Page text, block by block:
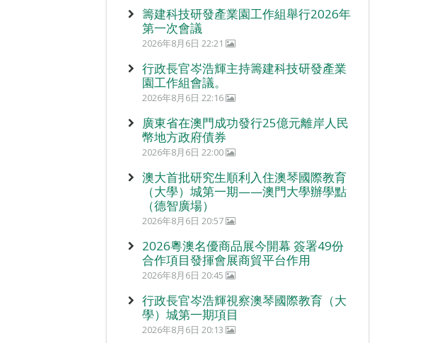
籌建科技研發產業園工作組舉行2026年
第一次會議
2026年8月6日 22:21
行政長官岑浩輝主持籌建科技研發產業
園工作組會議。
2026年8月6日 22:16
廣東省在澳門成功發行25億元離岸人民
幣地方政府債券
2026年8月6日 22:00
澳大首批研究生順利入住澳琴國際教育
（大學）城第一期——澳門大學辦學點
（德智廣場）
2026年8月6日 20:57
2026粵澳名優商品展今開幕 簽署49份
合作項目發揮會展商貿平台作用
2026年8月6日 20:45
行政長官岑浩輝視察澳琴國際教育（大
學）城第一期項目
2026年8月6日 20:13